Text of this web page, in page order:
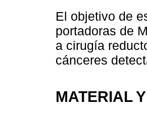
El objetivo de
portadoras de
a cirugía
cánceres
MATERIAL